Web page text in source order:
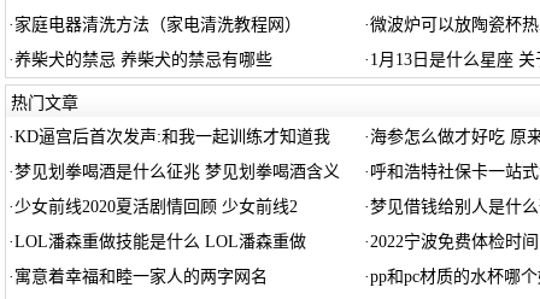
· 家庭电器清洗方法（家电清洗教程网） ·微波炉可以放陶瓷杯
·养柴犬的禁忌 养柴犬的禁忌有哪些 · 1月13日是什么星座 关
热门文章
·KD逼宫后首次发声:和我一起训练才知道我 ·海参怎么做才好吃 原
·梦见划拳喝酒是什么征兆 梦见划拳喝酒含义 · 呼和浩特社保卡一站
· 少女前线2020夏活剧情回顾 少女前线2 ·梦见借钱给别人是什
·LOL潘森重做技能是什么 LOL潘森重做 ·2022宁波免费体检时间
· 寓意着幸福和睦一家人的两字网名 ·pp和pc材质的水杯哪